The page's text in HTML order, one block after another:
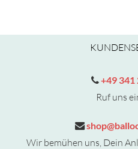
+49 341
Ruf uns
Wir bemühen uns, Dein